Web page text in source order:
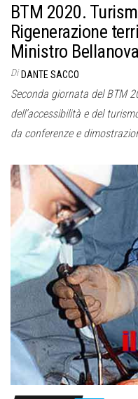
BTM 2020.
Rigenerazione
Ministro Bellanova
Di DANTE SACCO
Seconda giornata del BTM
dell’accessibilità e del
da conferenze e